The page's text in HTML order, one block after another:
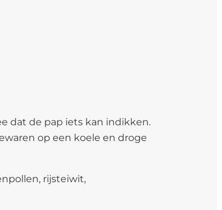
dat de pap iets kan indikken.
op een koele en droge
rijsteiwit,